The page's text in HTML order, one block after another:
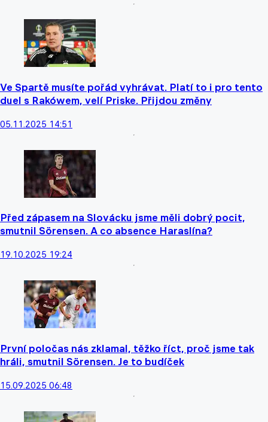
Ve Spartě musíte pořád vyhrávat. Platí to i pro tento
duel s Rakówem, velí Priske. Přijdou změny
05.11.2025 14:51
Před zápasem na Slovácku jsme měli dobrý pocit,
smutnil Sörensen. A co absence Haraslína?
19.10.2025 19:24
První poločas nás zklamal, těžko říct, proč jsme tak
hráli, smutnil Sörensen. Je to budíček
15.09.2025 06:48